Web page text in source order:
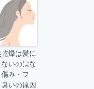
乾燥は髪に
ないのはな
み・フ
いの原因